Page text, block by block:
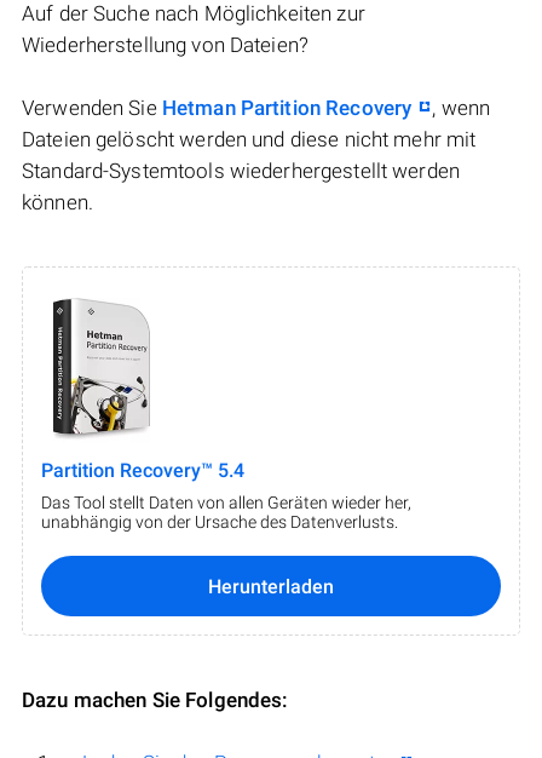
Auf der Suche nach Möglichkeiten zur
Wiederherstellung von Dateien?
Verwenden Sie Hetman Partition Recovery
, wenn
Dateien gelöscht werden und diese nicht mehr mit
Standard-Systemtools wiederhergestellt werden
können.
Partition Recovery™ 5.4
Das Tool stellt Daten von allen Geräten wieder her,
unabhängig von der Ursache des Datenverlusts.
Herunterladen
Dazu machen Sie Folgendes: